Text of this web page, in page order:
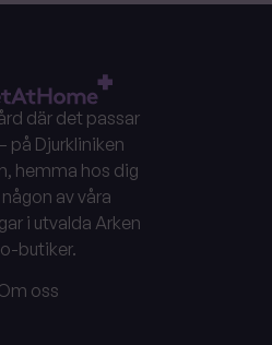
där det passar
på Djurkliniken
hemma hos dig
av våra
i utvalda Arken
butiker.
oss